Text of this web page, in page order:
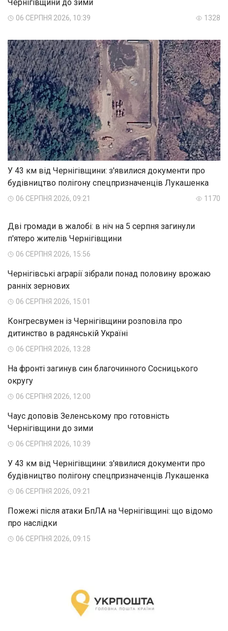
Чернігівщини до зими
06 СЕРПНЯ 2026, 10:39 1328
У 43 км від Чернігівщини: з'явилися документи про
будівництво полігону спецпризначенців Лукашенка
06 СЕРПНЯ 2026, 09:21 1170
Дві громади в жалобі: в ніч на 5 серпня загинули
п'ятеро жителів Чернігівщини
06 СЕРПНЯ 2026, 15:56
Чернігівські аграрії зібрали понад половину врожаю
ранніх зернових
06 СЕРПНЯ 2026, 15:01
Конгресвумен із Чернігівщини розповіла про
дитинство в радянській Україні
06 СЕРПНЯ 2026, 13:28
На фронті загинув син благочинного Сосницького
округу
06 СЕРПНЯ 2026, 12:00
Чаус доповів Зеленському про готовність
Чернігівщини до зими
06 СЕРПНЯ 2026, 10:39
У 43 км від Чернігівщини: з'явилися документи про
будівництво полігону спецпризначенців Лукашенка
06 СЕРПНЯ 2026, 09:21
Пожежі після атаки БпЛА на Чернігівщині: що відомо
про наслідки
06 СЕРПНЯ 2026, 09:15